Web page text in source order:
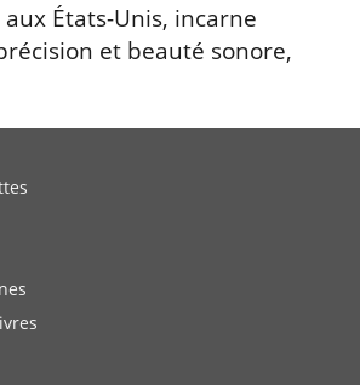
États-Unis, incarne
et beauté sonore,